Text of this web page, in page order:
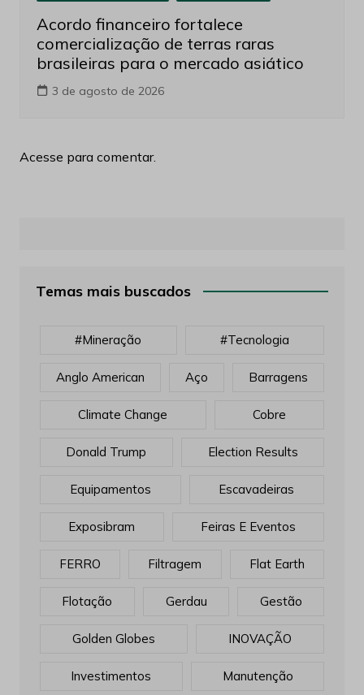
Acordo financeiro fortalece
comercialização de terras raras
brasileiras para o mercado asiático
3 de agosto de 2026
Acesse para comentar.
Temas mais buscados
#mineração #tecnologia
Anglo American Aço Barragens
Climate Change Cobre
Donald Trump Election Results
Equipamentos Escavadeiras
Exposibram Feiras E Eventos
FERRO Filtragem Flat Earth
Flotação Gerdau Gestão
Golden Globes INOVAÇÃO
Investimentos Manutenção